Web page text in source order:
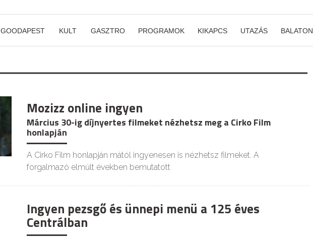
GOODAPEST KULT GASZTRO PROGRAMOK KIKAPCS UTAZÁS BALATON
Mozizz online ingyen
Március 30-ig díjnyertes filmeket nézhetsz meg a Cirko Film
honlapján
A Cirko Film honlapján mától ingyenesen is nézhetsz filmeket. A
forgalmazó elmúlt években bemutatott
Ingyen pezsgő és ünnepi menü a 125 éves
Centrálban